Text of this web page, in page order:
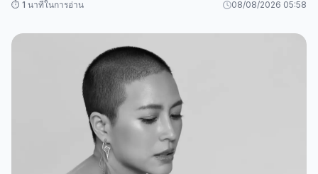
⏱️ 1 นาทีในการอ่าน 08/08/2026 05:58